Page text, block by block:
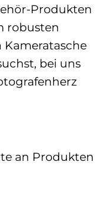
Produkten
robusten
Kameratasche
bei uns
an Produkten